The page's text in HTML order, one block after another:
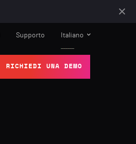
RICHIEDI UNA DEMO
Supporto Italiano